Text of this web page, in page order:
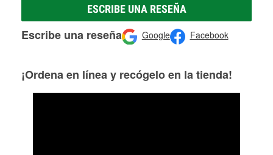
ESCRIBE UNA RESEÑA
Escribe una reseña Google Facebook
¡Ordena en línea y recógelo en la tienda!